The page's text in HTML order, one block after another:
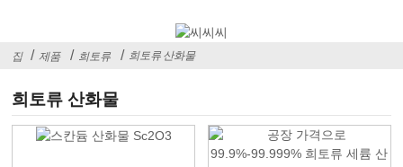
집 제품 희토류 희토류 산화물
희토류 산화물